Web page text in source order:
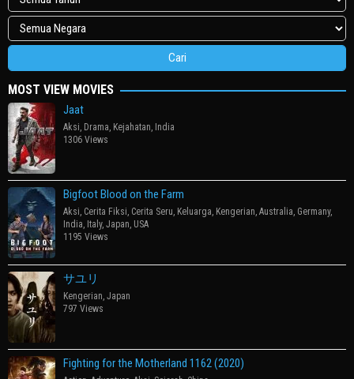
MOST VIEW MOVIES
Jaat
Aksi, Drama, Kejahatan, India
1306 Views
Bigfoot Blood on the Farm
Aksi, Cerita Fiksi, Cerita Seru, Keluarga, Kengerian, Australia, Germany,
India, Italy, Japan, USA
1195 Views
サユリ
Kengerian, Japan
797 Views
Fighting for the Motherland 1162 (2020)